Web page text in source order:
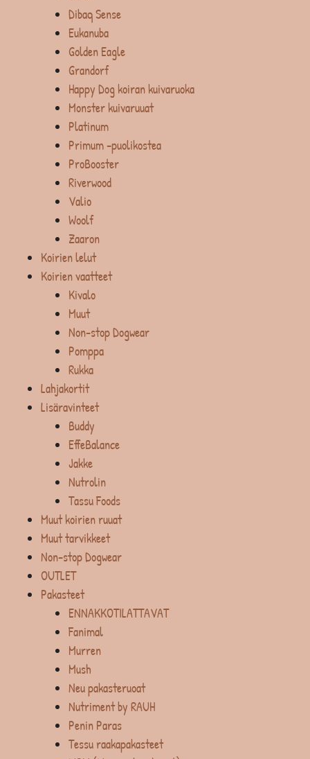
Dibaq Sense
Eukanuba
Golden Eagle
Grandorf
Happy Dog koiran kuivaruoka
Monster kuivaruuat
Platinum
Primum -puolikostea
ProBooster
Riverwood
Valio
Woolf
Zaaron
Koirien lelut
Koirien vaatteet
Kivalo
Muut
Non-stop Dogwear
Pomppa
Rukka
Lahjakortit
Lisäravinteet
Buddy
EffeBalance
Jakke
Nutrolin
Tassu Foods
Muut koirien ruuat
Muut tarvikkeet
Non-stop Dogwear
OUTLET
Pakasteet
ENNAKKOTILATTAVAT
Fanimal
Murren
Mush
Neu pakasteruoat
Nutriment by RAUH
Penin Paras
Tessu raakapakasteet